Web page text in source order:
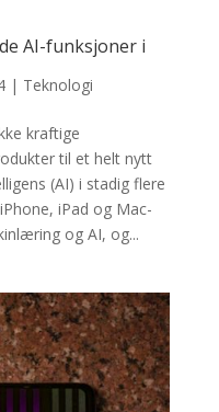
AI-funksjoner i
| Teknologi
kraftige
til et helt nytt
(AI) i stadig flere
iPad og Mac-
og AI, og...